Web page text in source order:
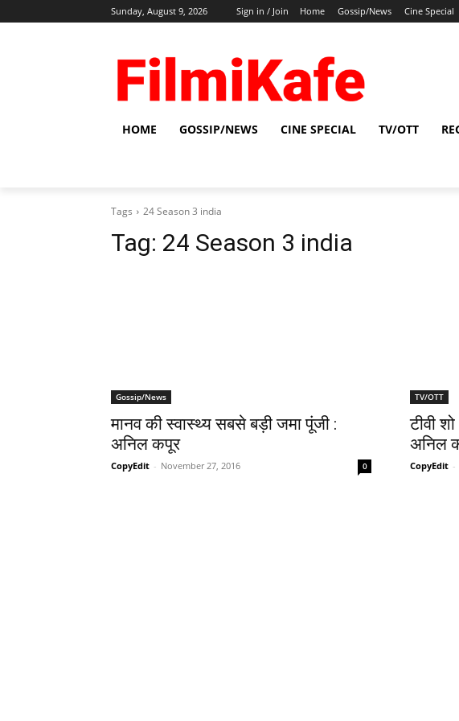
Sunday, August 9, 2026 Sign in / Join Home Gossip/News Cine Special
HOME GOSSIP/NEWS CINE SPECIAL TV/OTT
Tags 24 Season 3 india
Tag: 24 Season 3 india
Gossip/News
मानव की स्वास्थ्य सबसे बड़ी जमा पूंजी :
अनिल कपूर
CopyEdit - November 27, 2016 0
TV/OTT
टीवी
अनिल
CopyEdit -